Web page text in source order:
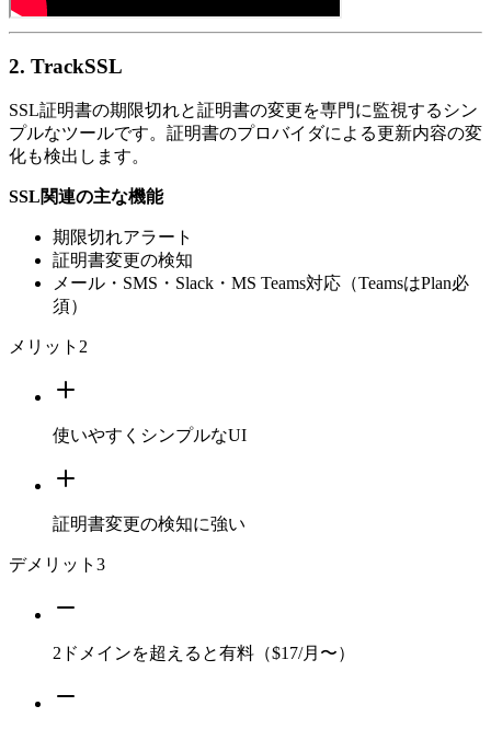
2. TrackSSL
SSL証明書の期限切れと証明書の変更を専門に監視するシン
プルなツールです。証明書のプロバイダによる更新内容の変
化も検出します。
SSL関連の主な機能
期限切れアラート
証明書変更の検知
メール・SMS・Slack・MS Teams対応（TeamsはPlan必
須）
メリット 2
使いやすくシンプルなUI
証明書変更の検知に強い
デメリット 3
2ドメインを超えると有料（$17/月〜）